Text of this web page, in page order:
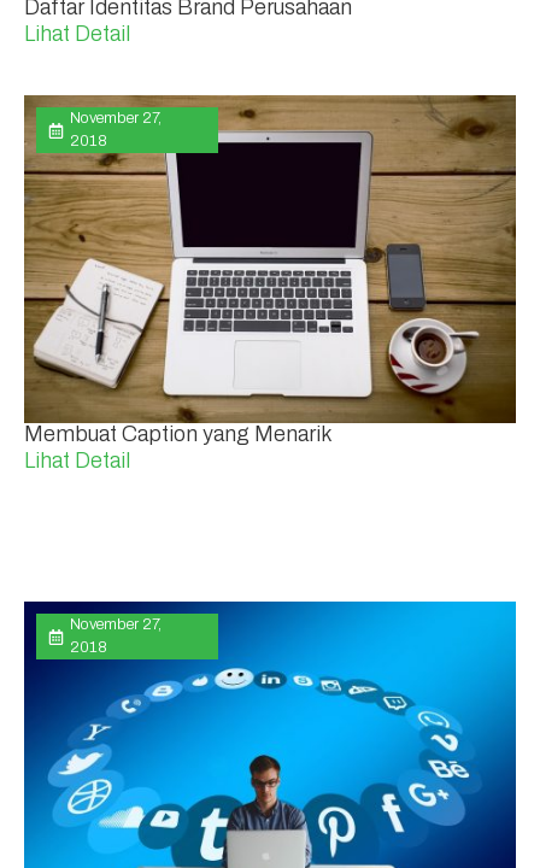
Daftar Identitas Brand Perusahaan
Lihat Detail
November 27,
2018
Membuat Caption yang Menarik
Lihat Detail
November 27,
2018